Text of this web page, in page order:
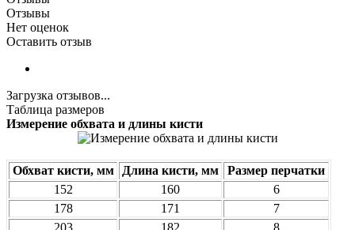
Отзывы
Нет оценок
Оставить отзыв
Загрузка отзывов...
Таблица размеров
Измерение обхвата и длины кисти
Обхват кисти, мм Длина кисти, мм
Размер перчатки
152
160
6
178
171
7
203
182
8